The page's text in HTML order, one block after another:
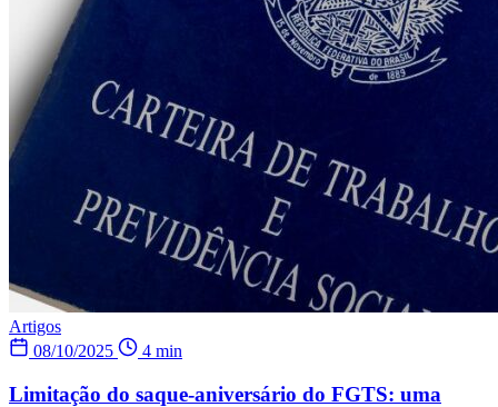
Artigos
08/10/2025
4 min
Limitação do saque-aniversário do FGTS: uma